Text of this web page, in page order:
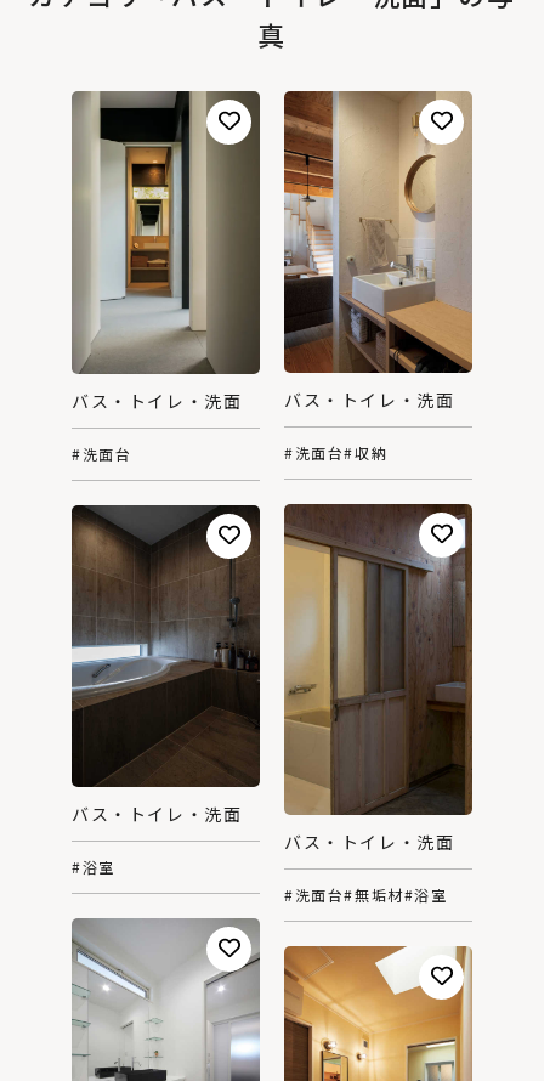
真
バス・トイレ・洗面
#洗面台
バス・トイレ・洗面
#洗面台#収納
バス・トイレ・洗面
#洗面台#無垢材#浴室
バス・トイレ・洗面
#浴室